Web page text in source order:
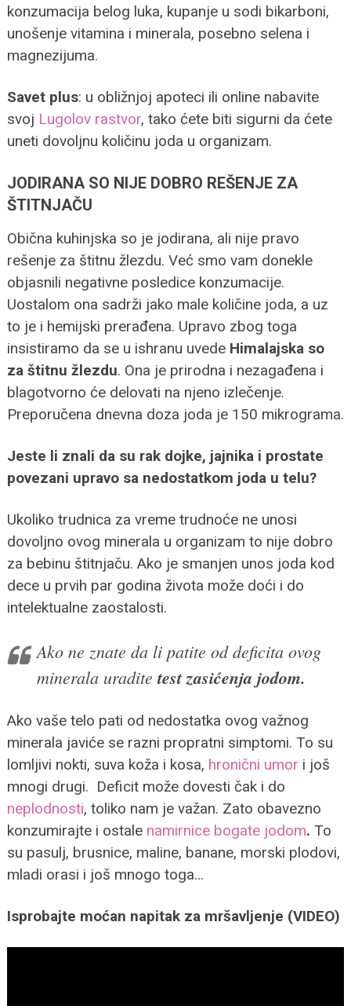
konzumacija belog luka, kupanje u sodi bikarboni,
unošenje vitamina i minerala, posebno selena i
magnezijuma.
Savet plus: u obližnjoj apoteci ili online nabavite
svoj Lugolov rastvor, tako ćete biti sigurni da ćete
uneti dovoljnu količinu joda u organizam.
JODIRANA SO NIJE DOBRO REŠENJE ZA
ŠTITNJAČU
Obična kuhinjska so je jodirana, ali nije pravo
rešenje za štitnu žlezdu. Već smo vam donekle
objasnili negativne posledice konzumacije.
Uostalom ona sadrži jako male količine joda, a uz
to je i hemijski prerađena. Upravo zbog toga
insistiramo da se u ishranu uvede Himalajska so
za štitnu žlezdu. Ona je prirodna i nezagađena i
blagotvorno će delovati na njeno izlečenje.
Preporučena dnevna doza joda je 150 mikrograma.
Jeste li znali da su rak dojke, jajnika i prostate
povezani upravo sa nedostatkom joda u telu?
Ukoliko trudnica za vreme trudnoće ne unosi
dovoljno ovog minerala u organizam to nije dobro
za bebinu štitnjaču. Ako je smanjen unos joda kod
dece u prvih par godina života može doći i do
intelektualne zaostalosti.
Ako ne znate da li patite od deficita ovog
minerala uraditetest zasićenja jodom.
Ako vaše telo pati od nedostatka ovog važnog
minerala javiće se razni propratni simptomi. To su
lomljivi nokti, suva koža i kosa, hronični umor i još
mnogi drugi. Deficit može dovesti čak i do
neplodnosti, toliko nam je važan. Zato obavezno
konzumirajte i ostale namirnice bogate jodom. To
su pasulj, brusnice, maline, banane, morski plodovi,
mladi orasi i još mnogo toga…
Isprobajte moćan napitak za mršavljenje (VIDEO)